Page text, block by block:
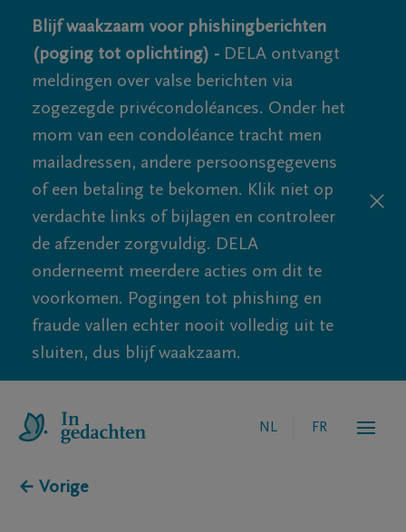
Blijf waakzaam voor phishingberichten
(poging tot oplichting) - DELA ontvangt
meldingen over valse berichten via
zogezegde privécondoléances. Onder het
mom van een condoléance tracht men
mailadressen, andere persoonsgegevens
of een betaling te bekomen. Klik niet op
verdachte links of bijlagen en controleer
de afzender zorgvuldig. DELA
onderneemt meerdere acties om dit te
voorkomen. Pogingen tot phishing en
fraude vallen echter nooit volledig uit te
sluiten, dus blijf waakzaam.
NL FR
← Vorige